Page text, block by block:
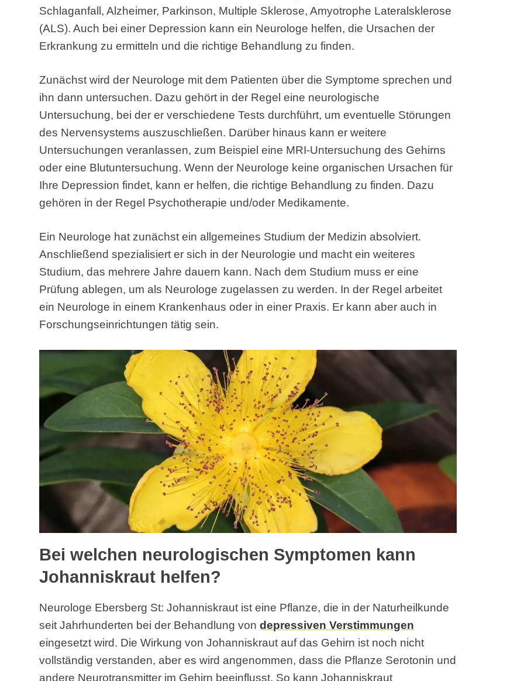
Schlaganfall, Alzheimer, Parkinson, Multiple Sklerose, Amyotrophe Lateralsklerose
(ALS). Auch bei einer Depression kann ein Neurologe helfen, die Ursachen der
Erkrankung zu ermitteln und die richtige Behandlung zu finden.
Zunächst wird der Neurologe mit dem Patienten über die Symptome sprechen und
ihn dann untersuchen. Dazu gehört in der Regel eine neurologische
Untersuchung, bei der er verschiedene Tests durchführt, um eventuelle Störungen
des Nervensystems auszuschließen. Darüber hinaus kann er weitere
Untersuchungen veranlassen, zum Beispiel eine MRI-Untersuchung des Gehirns
oder eine Blutuntersuchung. Wenn der Neurologe keine organischen Ursachen für
Ihre Depression findet, kann er helfen, die richtige Behandlung zu finden. Dazu
gehören in der Regel Psychotherapie und/oder Medikamente.
Ein Neurologe hat zunächst ein allgemeines Studium der Medizin absolviert.
Anschließend spezialisiert er sich in der Neurologie und macht ein weiteres
Studium, das mehrere Jahre dauern kann. Nach dem Studium muss er eine
Prüfung ablegen, um als Neurologe zugelassen zu werden. In der Regel arbeitet
ein Neurologe in einem Krankenhaus oder in einer Praxis. Er kann aber auch in
Forschungseinrichtungen tätig sein.
Bei welchen neurologischen Symptomen kann
Johanniskraut helfen?
Neurologe Ebersberg St: Johanniskraut ist eine Pflanze, die in der Naturheilkunde
seit Jahrhunderten bei der Behandlung vondepressiven Verstimmungen
eingesetzt wird. Die Wirkung von Johanniskraut auf das Gehirn ist noch nicht
vollständig verstanden, aber es wird angenommen, dass die Pflanze Serotonin und
andere Neurotransmitter im Gehirn beeinflusst. So kann Johanniskraut